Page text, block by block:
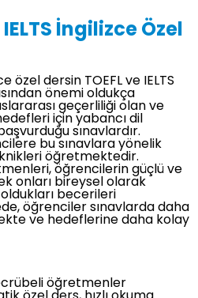
İngilizce Özel
özel dersin TOEFL ve IELTS
önemi oldukça
geçerliliği olan ve
için yabancı dil
sınavlardır.
bu sınavlara yönelik
öğretmektedir.
öğrencilerin güçlü ve
onları bireysel olarak
becerileri
öğrenciler sınavlarda daha
ve hedeflerine daha kolay
öğretmenler